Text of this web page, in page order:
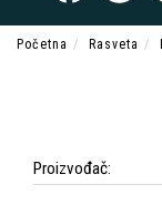
Početna Rasveta
Proizvođač: